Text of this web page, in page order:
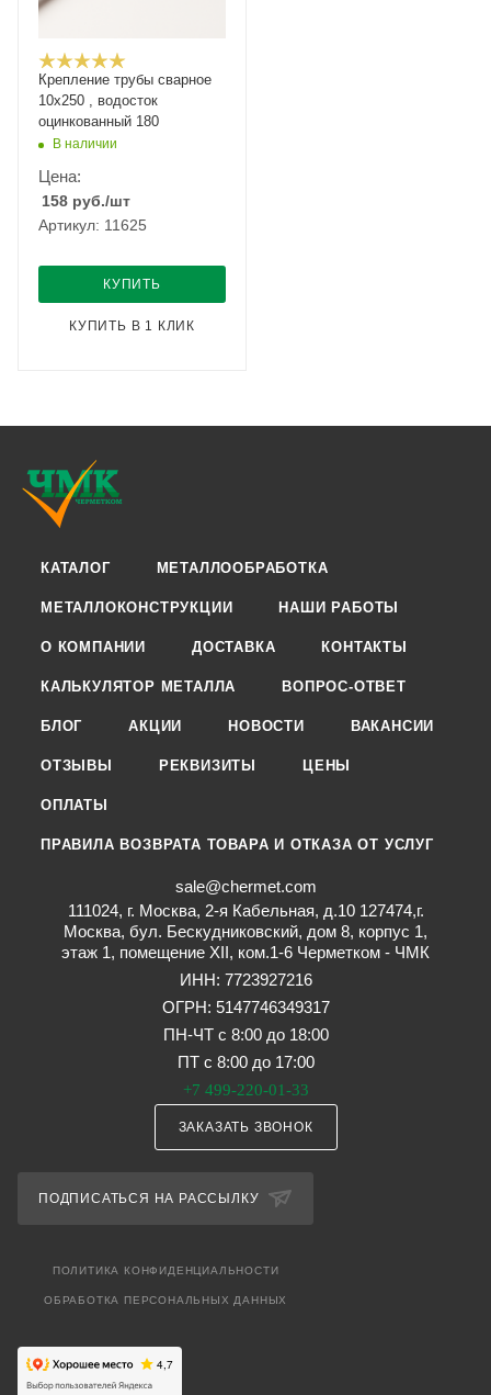
Крепление трубы сварное
10x250 , водосток
оцинкованный 180
В наличии
Цена:
158 руб./шт
Артикул: 11625
КУПИТЬ
КУПИТЬ В 1 КЛИК
КАТАЛОГ МЕТАЛЛООБРАБОТКА
МЕТАЛЛОКОНСТРУКЦИИ НАШИ РАБОТЫ
О КОМПАНИИ ДОСТАВКА КОНТАКТЫ
КАЛЬКУЛЯТОР МЕТАЛЛА ВОПРОС-ОТВЕТ
БЛОГ АКЦИИ НОВОСТИ ВАКАНСИИ
ОТЗЫВЫ РЕКВИЗИТЫ ЦЕНЫ
ОПЛАТЫ
ПРАВИЛА ВОЗВРАТА ТОВАРА И ОТКАЗА ОТ УСЛУГ
sale@chermet.com
111024, г. Москва, 2-я Кабельная, д.10 127474,г.
Москва, бул. Бескудниковский, дом 8, корпус 1,
этаж 1, помещение XII, ком.1-6 Черметком - ЧМК
ИНН: 7723927216
ОГРН: 5147746349317
ПН-ЧТ с 8:00 до 18:00
ПТ с 8:00 до 17:00
+7 499-220-01-33
ЗАКАЗАТЬ ЗВОНОК
ПОДПИСАТЬСЯ НА РАССЫЛКУ
ПОЛИТИКА КОНФИДЕНЦИАЛЬНОСТИ
ОБРАБОТКА ПЕРСОНАЛЬНЫХ ДАННЫХ